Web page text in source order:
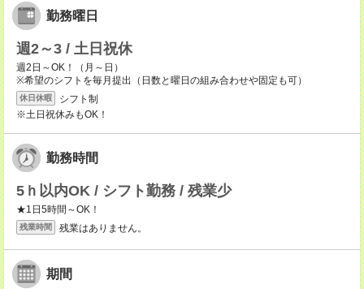
勤務曜日
週2～3 / 土日祝休
週2日～OK！（月～日）
※希望のシフトを毎月提出（日数と曜日の組み合わせや固定も可）
休日休暇
シフト制
※土日祝休みもOK！
勤務時間
5ｈ以内OK / シフト勤務 / 残業少
★1日5時間～OK！
残業時間 残業はありません。
期間